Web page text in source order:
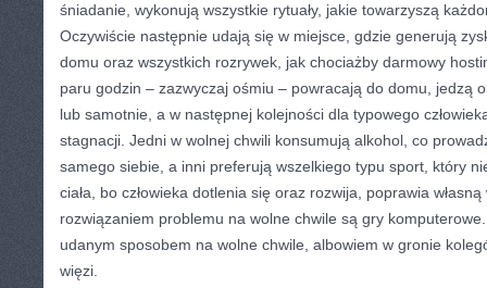
śniadanie, wykonują wszystkie rytuały, jakie towarzyszą
Oczywiście następnie udają się w miejsce, gdzie generują
domu oraz wszystkich rozrywek, jak chociażby darmowy
paru godzin – zazwyczaj ośmiu – powracają do domu, jedzą
lub samotnie, a w następnej kolejności dla typowego
stagnacji. Jedni w wolnej chwili konsumują alkohol, co
samego siebie, a inni preferują wszelkiego typu sport, który
ciała, bo człowieka dotlenia się oraz rozwija, poprawia
rozwiązaniem problemu na wolne chwile są gry
udanym sposobem na wolne chwile, albowiem w gronie
więzi.